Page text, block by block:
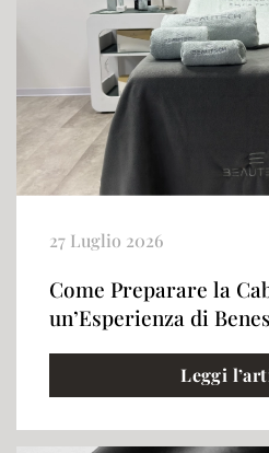
27 Luglio 2026
Come Preparare la
un’Esperienza di
Leggi